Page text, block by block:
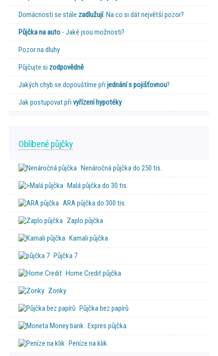
Domácnosti se stále zadlužují. Na co si dát největší pozor?
Půjčka na auto- Jaké jsou možnosti?
Pozor na dluhy
Půjčujte si zodpovědně
Jakých chyb se dopouštíme při jednání s pojišťovnou?
Jak postupovat při vyřízení hypotéky
Oblíbené půjčky
Nenáročná půjčka do 250 tis.
Malá půjčka do 30 tis.
ARA půjčka do 300 tis.
Zaplo půjčka
Kamali půjčka
Půjčka 7
Home Credit půjčka
Zonky
Půjčka bez papírů
Expres půjčka
Peníze na klik